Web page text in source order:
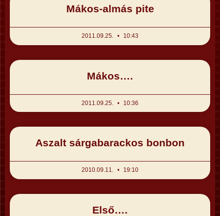
Mákos-almás pite
2011.09.25. 10:43
Mákos….
2011.09.25. 10:36
Aszalt sárgabarackos bonbon
2010.09.11. 19:10
Első….